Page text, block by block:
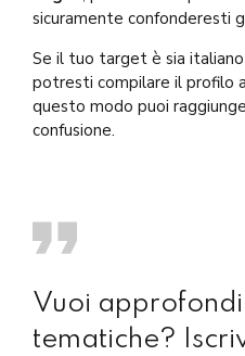
sicuramente confonderesti
Se il tuo target è sia
potresti compilare il profilo
questo modo puoi
confusione.
Vuoi
tematiche?